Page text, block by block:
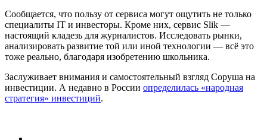
Сообщается, что пользу от сервиса могут ощутить не только
специалиты IT и инвесторы. Кроме них, сервис Slik —
настоящий кладезь для журналистов. Исследовать рынки,
анализировать развитие той или иной технологии — всё это
тоже реально, благодаря изобретению школьника.
Заслуживает внимания и самостоятельный взгляд Соруша на
инвестиции. А недавно в России определилась «народная
стратегия» инвестиций.